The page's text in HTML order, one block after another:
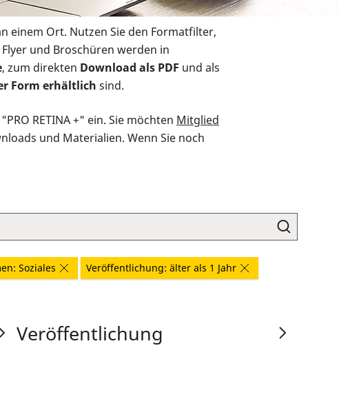
einem Ort. Nutzen Sie den Formatfilter,
und Broschüren werden in
, zum direkten Download als PDF und als
Form erhältlich sind.
RETINA +" ein. Sie möchten Mitglied
und Materialien. Wenn Sie noch
Soziales
Veröffentlichung: älter als 1 Jahr
Veröffentlichung